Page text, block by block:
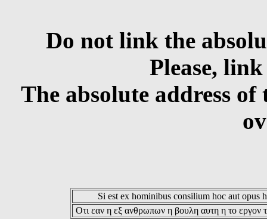
Do not link the
Please,
The absolute address
Si est ex hominibus consilium hoc aut opus
Οτι εαν η εξ ανθρωπων η βουλη αυτη η το εργον